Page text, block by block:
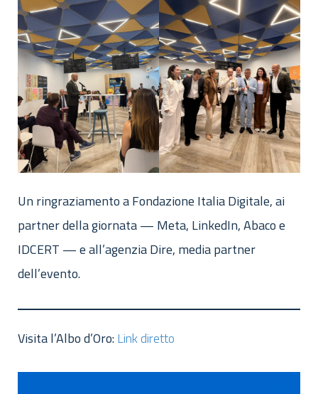
Un ringraziamento a Fondazione Italia Digitale, ai
partner della giornata — Meta, LinkedIn, Abaco e
IDCERT — e all’agenzia Dire, media partner
dell’evento.
Visita l’Albo d’Oro:Link diretto